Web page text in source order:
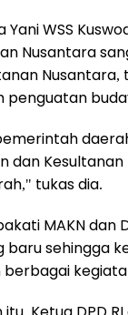
Yani WSS
Nusantara
penguatan
dan
tukas dia.
MAKN
baru sehingga